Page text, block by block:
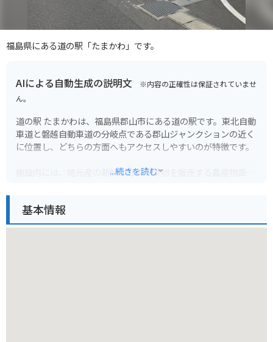
福島県にある道の駅「たまかわ」です。
AIによる自動生成の説明文 ※内容の正確性は保証されていませ
ん。
道の駅 たまかわは、福島県郡山市にある道の駅です。東北自動
車道と磐越自動車道の分岐点である郡山ジャンクションの近く
に位置し、どちらの方面へもアクセスしやすいのが特徴です。
施設内には、地元産の新鮮な野菜や果物を販売する農産物直売
舞」や「ひとめぼれ」は人気があり、お土産におすすめです。
...続きを読む
基本情報